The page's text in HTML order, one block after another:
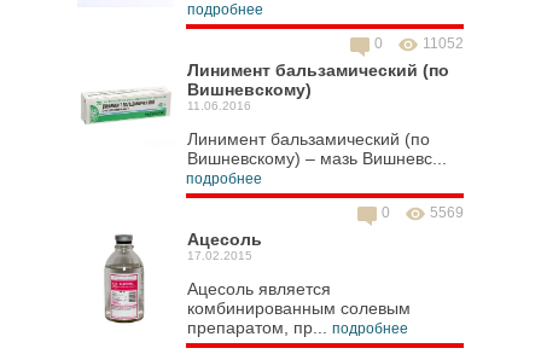
подробнее
11052
0
Линимент бальзамический (по
Вишневскому)
11.06.2016
Линимент бальзамический (по
Вишневскому) – мазь Вишневс...
подробнее
5569
0
Ацесоль
17.02.2015
Ацесоль является
комбинированным солевым
препаратом, пр... подробнее